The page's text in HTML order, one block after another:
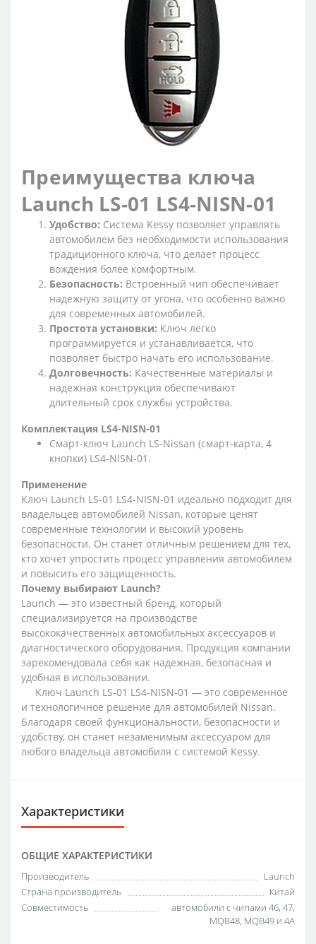
Преимущества ключа
Launch LS-01 LS4-NISN-01
Удобство: Система Kessy позволяет управлять
автомобилем без необходимости использования
традиционного ключа, что делает процесс
вождения более комфортным.
Безопасность: Встроенный чип обеспечивает
надежную защиту от угона, что особенно важно
для современных автомобилей.
Простота установки: Ключ легко
программируется и устанавливается, что
позволяет быстро начать его использование.
Долговечность: Качественные материалы и
надежная конструкция обеспечивают
длительный срок службы устройства.
Комплектация LS4-NISN-01
Смарт-ключ Launch LS-Nissan (смарт-карта, 4
кнопки) LS4-NISN-01.
Применение
Ключ Launch LS-01 LS4-NISN-01 идеально подходит для
владельцев автомобилей Nissan, которые ценят
современные технологии и высокий уровень
безопасности. Он станет отличным решением для тех,
кто хочет упростить процесс управления автомобилем
и повысить его защищенность.
Почему выбирают Launch?
Launch — это известный бренд, который
специализируется на производстве
высококачественных автомобильных аксессуаров и
диагностического оборудования. Продукция компании
зарекомендовала себя как надежная, безопасная и
удобная в использовании.
Ключ Launch LS-01 LS4-NISN-01 — это современное
и технологичное решение для автомобилей Nissan.
Благодаря своей функциональности, безопасности и
удобству, он станет незаменимым аксессуаром для
любого владельца автомобиля с системой Kessy.
Характеристики
ОБЩИЕ ХАРАКТЕРИСТИКИ
Производитель
Launch
Страна производитель
Китай
Совместимость
автомобили с чипами 46, 47,
MQB48, MQB49 и 4A